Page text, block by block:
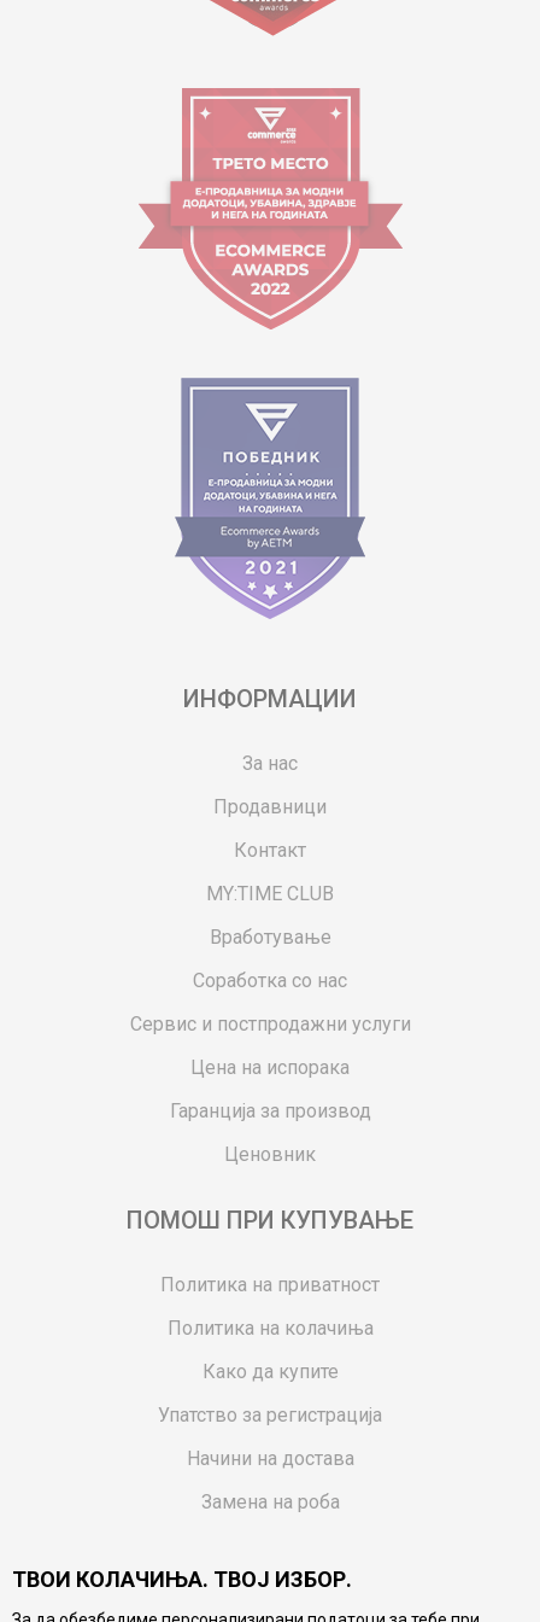
ИНФОРМАЦИИ
За нас
Продавници
Контакт
MY:TIME CLUB
Вработување
Соработка со нас
Сервис и постпродажни услуги
Цена на испорака
Гаранција за производ
Ценовник
ПОМОШ ПРИ КУПУВАЊЕ
Политика на приватност
Политика на колачиња
Како да купите
Упатство за регистрација
Начини на достава
Замена на роба
Ваучери
ТВОИ КОЛАЧИЊА. ТВОЈ ИЗБОР.